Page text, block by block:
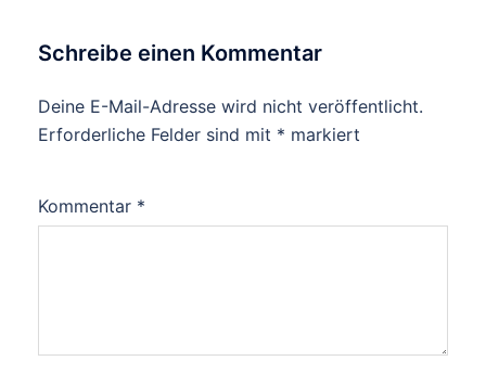
Schreibe einen Kommentar
Deine E-Mail-Adresse wird nicht veröffentlicht.
Erforderliche Felder sind mit * markiert
Kommentar *